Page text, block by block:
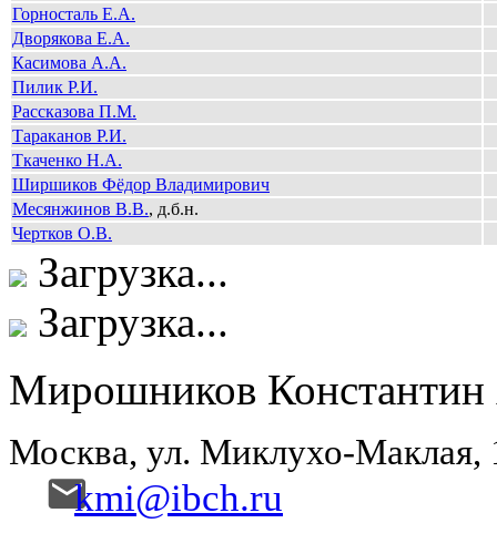
Горносталь Е.А.
Дворякова Е.А.
Касимова А.А.
Пилик Р.И.
Рассказова П.М.
Тараканов Р.И.
Ткаченко Н.А.
Ширшиков Фёдор Владимирович
Месянжинов В.В., д.б.н.
Чертков О.В.
Загрузка...
Загрузка...
Мирошников Константин
Москва, ул. Миклухо-
kmi@ibch.ru